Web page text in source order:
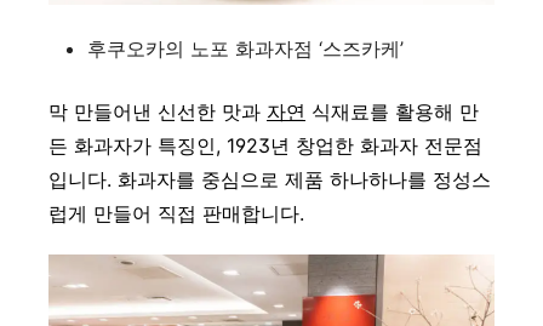
후쿠오카의 노포 화과자점 ‘스즈카케’
막 만들어낸 신선한 맛과 자연 식재료를 활용해 만
든 화과자가 특징인, 1923년 창업한 화과자 전문점
입니다. 화과자를 중심으로 제품 하나하나를 정성스
럽게 만들어 직접 판매합니다.